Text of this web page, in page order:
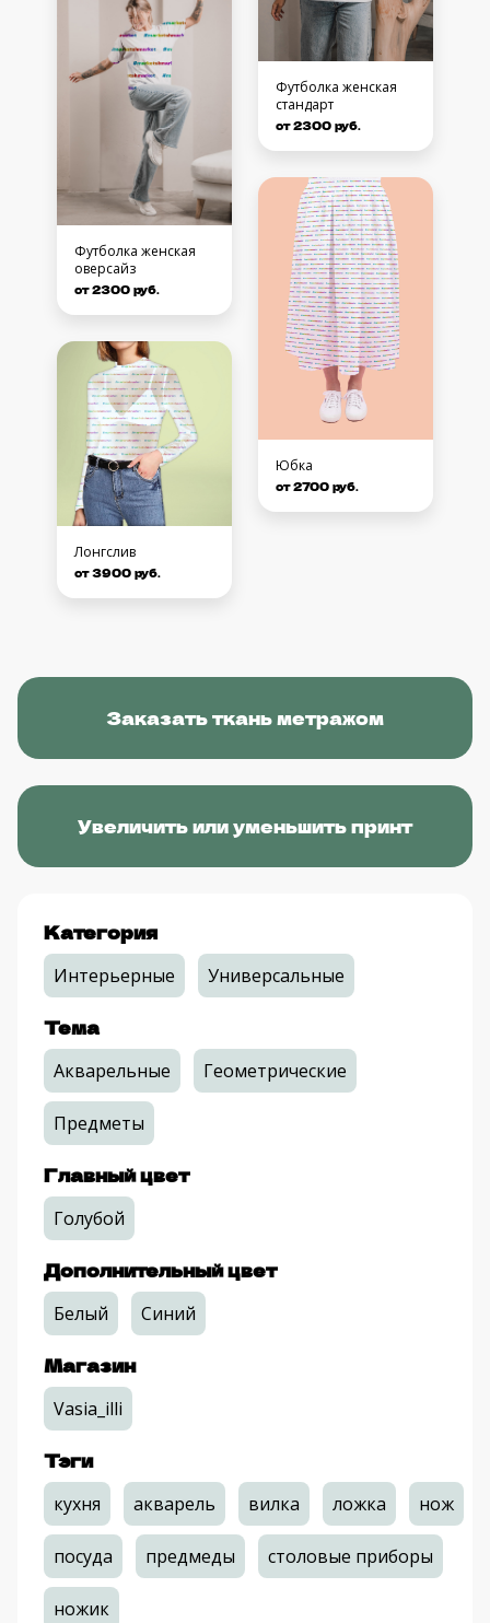
Футболка женская
оверсайз
от 2300 руб.
Лонгслив
от 3900 руб.
Футболка женская
стандарт
от 2300 руб.
Юбка
от 2700 руб.
Заказать ткань метражом
Увеличить или уменьшить принт
Категория
Интерьерные Универсальные
Тема
Акварельные Геометрические
Предметы
Главный цвет
Голубой
Дополнительный цвет
Белый Синий
Магазин
Vasia_illi
Тэги
кухня акварель вилка ложка нож
посуда предмеды столовые приборы
ножик